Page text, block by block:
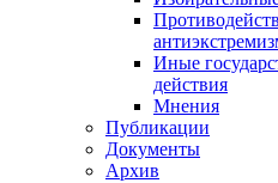
Иные
действия
Мнения
Публикации
Документы
Архив